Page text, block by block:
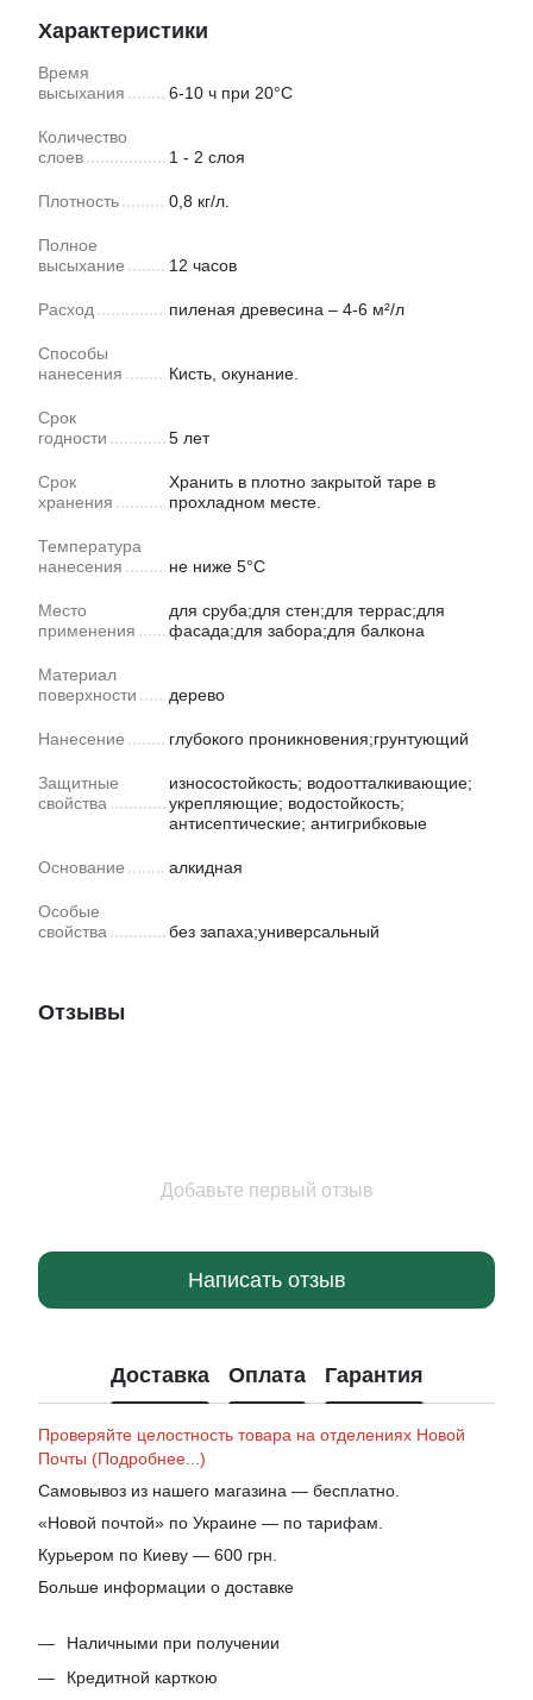
Характеристики
Время
высыхания
6-10 ч при 20°C
Количество
слоев
1 - 2 слоя
Плотность 0,8 кг/л.
Полное
высыхание
12 часов
Расход пиленая древесина – 4-6 м²/л
Способы
нанесения
Кисть, окунание.
Срок
годности
5 лет
Срок
хранения
Хранить в плотно закрытой таре в
прохладном месте.
Температура
нанесения
не ниже 5°C
Место
применения
для сруба;для стен;для террас;для
фасада;для забора;для балкона
Материал
поверхности
дерево
Нанесение глубокого проникновения;грунтующий
Защитные
свойства
износостойкость; водоотталкивающие;
укрепляющие; водостойкость;
антисептические; антигрибковые
Основание алкидная
Особые
свойства
без запаха;универсальный
Отзывы
Добавьте первый отзыв
Написать отзыв
Доставка Оплата Гарантия
Проверяйте целостность товара на отделениях Новой
Почты (Подробнее...)
Самовывоз из нашего магазина — бесплатно.
«Новой почтой» по Украине — по тарифам.
Курьером по Киеву — 600 грн.
Больше информации о доставке
Наличными при получении
Кредитной карткою